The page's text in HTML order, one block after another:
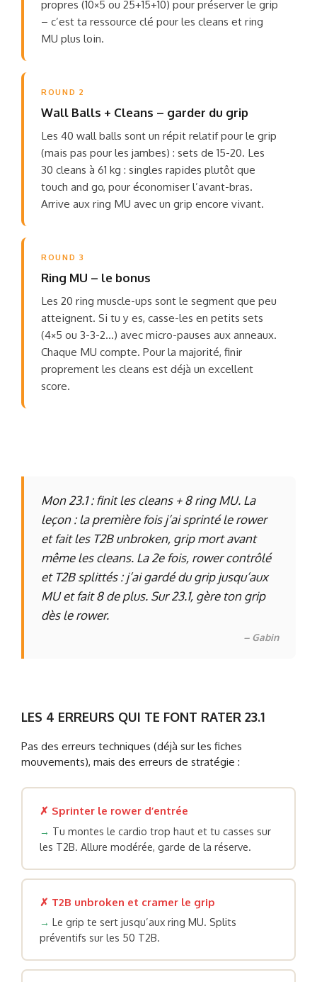
propres (10×5 ou 25+15+10) pour préserver le grip
– c’est ta ressource clé pour les cleans et ring
MU plus loin.
ROUND 2
Wall Balls + Cleans – garder du grip
Les 40 wall balls sont un répit relatif pour le grip
(mais pas pour les jambes) : sets de 15-20. Les
30 cleans à 61 kg : singles rapides plutôt que
touch and go, pour économiser l’avant-bras.
Arrive aux ring MU avec un grip encore vivant.
ROUND 3
Ring MU – le bonus
Les 20 ring muscle-ups sont le segment que peu
atteignent. Si tu y es, casse-les en petits sets
(4×5 ou 3-3-2…) avec micro-pauses aux anneaux.
Chaque MU compte. Pour la majorité, finir
proprement les cleans est déjà un excellent
score.
Mon 23.1 : finit les cleans + 8 ring MU. La
leçon : la première fois j’ai sprinté le rower
et fait les T2B unbroken, grip mort avant
même les cleans. La 2e fois, rower contrôlé
et T2B splittés : j’ai gardé du grip jusqu’aux
MU et fait 8 de plus. Sur 23.1, gère ton grip
dès le rower.
– Gabin
LES 4 ERREURS QUI TE FONT RATER 23.1
Pas des erreurs techniques (déjà sur les fiches
mouvements), mais des erreurs de stratégie :
✗ Sprinter le rower d’entrée
→ Tu montes le cardio trop haut et tu casses sur
les T2B. Allure modérée, garde de la réserve.
✗ T2B unbroken et cramer le grip
→ Le grip te sert jusqu’aux ring MU. Splits
préventifs sur les 50 T2B.